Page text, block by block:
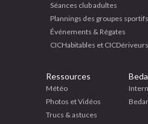
Séances club adultes
Plannings des groupes sportifs
Événements & Régates
CICHabitables et CICDériveurs
Ressources
Météo
Photos et Vidéos
Trucs & astuces